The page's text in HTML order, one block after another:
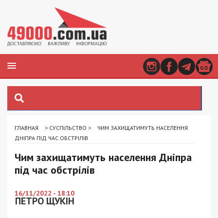
ГЛАВНАЯ > СУСПІЛЬСТВО >
ЧИМ ЗАХИЩАТИМУТЬ НАСЕЛЕННЯ
ДНІПРА ПІД ЧАС ОБСТРІЛІВ
Чим захищатимуть населення Дніпра
під час обстрілів
16/11/2022 - 18:10
ПЕТРО ЩУКІН